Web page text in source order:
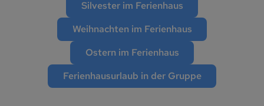
Silvester im Ferienhaus
Weihnachten im Ferienhaus
Ostern im Ferienhaus
Ferienhausurlaub in der Gruppe